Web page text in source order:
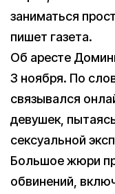
заниматься
пишет газета.
Об аресте
3 ноября. По
связывался
девушек,
сексуальной
Большое жюри
обвинений,